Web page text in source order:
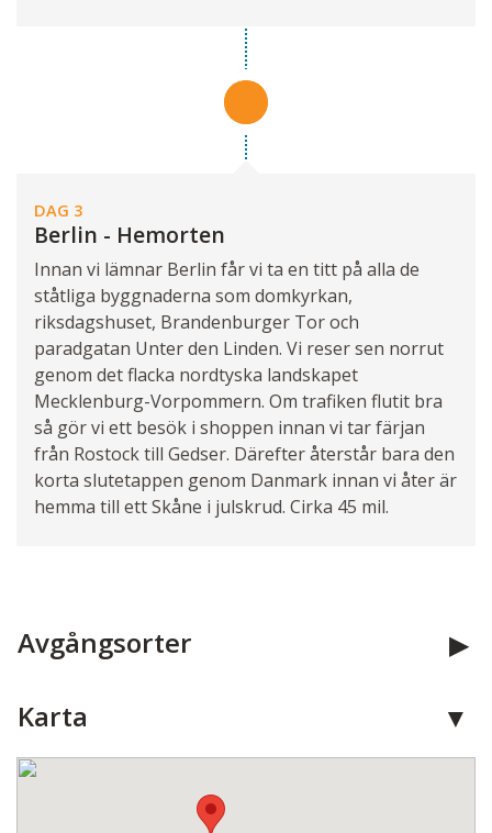
DAG 3
Berlin - Hemorten
Innan vi lämnar Berlin får vi ta en titt på alla de
ståtliga byggnaderna som domkyrkan,
riksdagshuset, Brandenburger Tor och
paradgatan Unter den Linden. Vi reser sen norrut
genom det flacka nordtyska landskapet
Mecklenburg-Vorpommern. Om trafiken flutit bra
så gör vi ett besök i shoppen innan vi tar färjan
från Rostock till Gedser. Därefter återstår bara den
korta slutetappen genom Danmark innan vi åter är
hemma till ett Skåne i julskrud. Cirka 45 mil.
Avgångsorter
Karta